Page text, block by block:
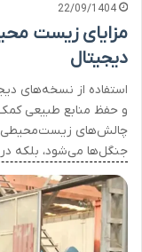
22/09/1404
مزایای زیست
دیجیتال
استفاده از نسخه‌های
و حفظ منابع طبیعی کمک
چالش‌های زیست‌محیطی
جنگل‌ها می‌شود، بلکه